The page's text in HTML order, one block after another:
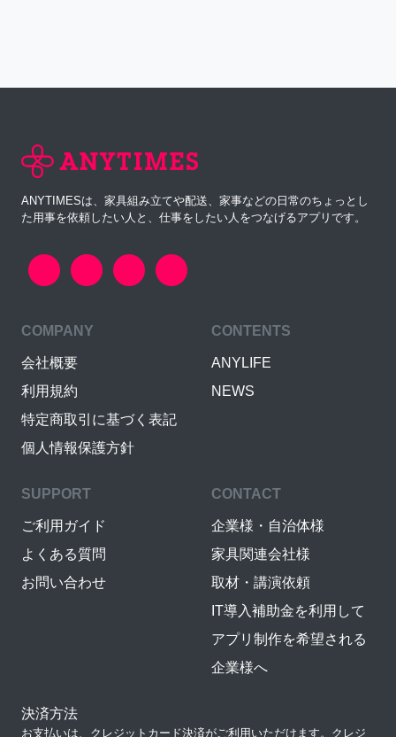
ANYTIMESは、家具組み立てや配送、家事などの日常のちょっとし
た用事を依頼したい人と、仕事をしたい人をつなげるアプリです。
COMPANY
会社概要
利用規約
特定商取引に基づく表記
個人情報保護方針
CONTENTS
ANYLIFE
NEWS
SUPPORT
ご利用ガイド
よくある質問
お問い合わせ
CONTACT
企業様・自治体様
家具関連会社様
取材・講演依頼
IT導入補助金を利用して
アプリ制作を希望される
企業様へ
決済方法
お支払いは、クレジットカード決済がご利用いただけます。クレジ